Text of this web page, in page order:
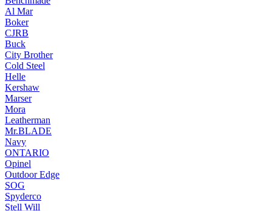
Al Mar
Boker
CJRB
Buck
City Brother
Cold Steel
Helle
Kershaw
Marser
Mora
Leatherman
Mr.BLADE
Navy
ONTARIO
Opinel
Outdoor Edge
SOG
Spyderco
Stell Will